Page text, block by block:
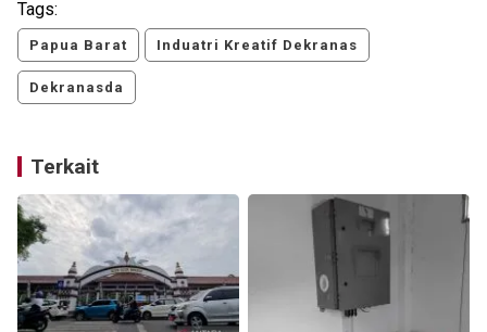
Tags:
Papua Barat Induatri Kreatif Dekranas
Dekranasda
Terkait